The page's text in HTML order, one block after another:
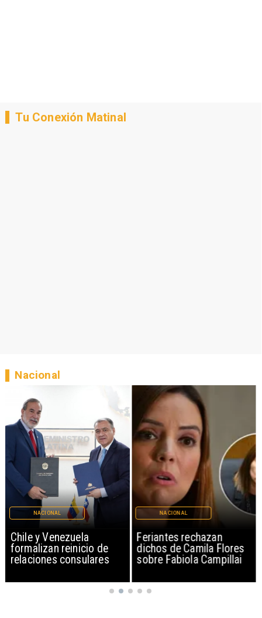
Tu Conexión Matinal
Chile y Venezuela
formalizan reinicio de
relaciones consulares
NACIONAL
Feriantes rechazan
dichos de Camila Flores
sobre Fabiola Campillai
NACIONAL
Nacional